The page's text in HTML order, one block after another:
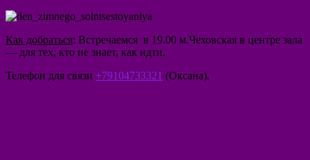
Как добраться: Встречаемся в 19.00 м.Чеховская в центре зала
— для тех, кто не знает, как идти.
Телефон для связи +79104733321 (Оксана).